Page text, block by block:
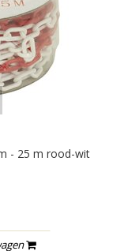
- 25 m rood-wit